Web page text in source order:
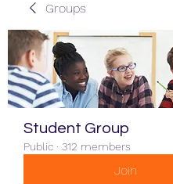
Groups
Student Group
Public · 312 members
Join